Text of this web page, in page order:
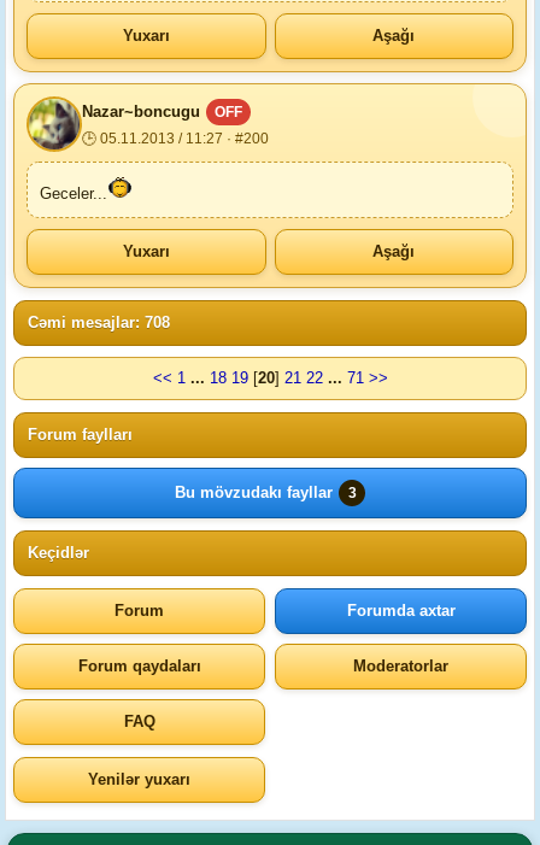
Yuxarı Aşağı
Nazar~boncugu
OFF
🕒 05.11.2013 / 11:27 · #200
Geceler...
Yuxarı Aşağı
Cəmi mesajlar: 708
<< 1 ... 18 19[20] 21 22 ... 71 >>
Forum faylları
Bu mövzudakı fayllar 3
Keçidlər
Forum Forumda axtar
Forum qaydaları Moderatorlar
FAQ
Yenilər yuxarı